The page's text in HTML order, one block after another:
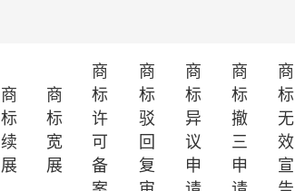
商
标
续
展
商
标
宽
展
商
标
许
可
备
商
标
驳
回
复
商
标
异
议
申
商
标
撤
三
申
商
标
无
效
宣